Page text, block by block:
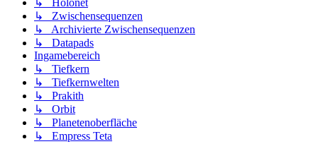
↳ Holonet
↳ Zwischensequenzen
↳ Archivierte Zwischensequenzen
↳ Datapads
Ingamebereich
↳ Tiefkern
↳ Tiefkernwelten
↳ Prakith
↳ Orbit
↳ Planetenoberfläche
↳ Empress Teta